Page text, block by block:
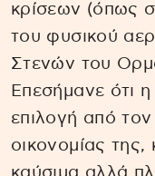
κρίσεων (όπως
του φυσικού
Στενών του
Επεσήμανε ότι
επιλογή από
οικονομίας